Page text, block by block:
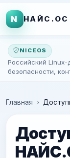
N НАЙС.ОС
NICEOS
Российский Linux-
безопасности,
Главная